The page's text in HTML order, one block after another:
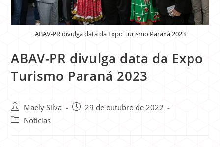
ABAV-PR divulga data da Expo Turismo Paraná 2023
ABAV-PR divulga data da Expo
Turismo Paraná 2023
Maely Silva
29 de outubro de 2022
Notícias